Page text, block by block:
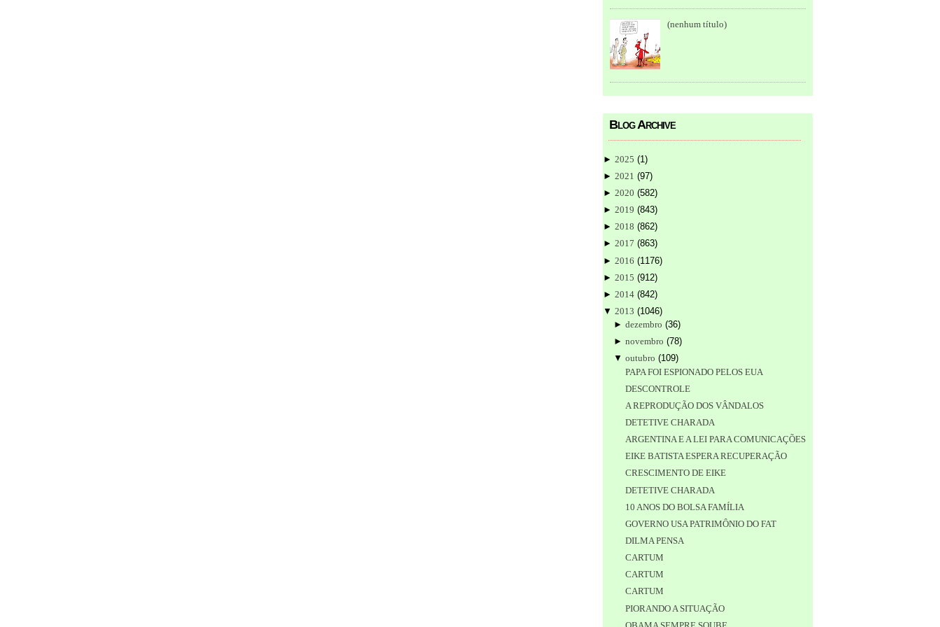
(nenhum título)
Blog Archive
► 2025 (1 )
► 2021 (97)
► 2020 (582)
► 2019 (843)
► 2018 (862)
► 2017 (863)
► 2016 (1176)
► 2015 (912)
► 2014 (842)
▼ 2013 (1046)
►dezembro (36)
►novembro (78)
▼outubro (109)
PAPA FOI ESPIONADO PELOS EUA
DESCONTROLE
A REPRODUÇÃO DOS VÂNDALOS
DETETIVE CHARADA
ARGENTINA E A LEI PARA COMUNICAÇÕES
EIKE BATISTA ESPERA RECUPERAÇÃO
CRESCIMENTO DE EIKE
DETETIVE CHARADA
10 ANOS DO BOLSA FAMÍLIA
GOVERNO USA PATRIMÔNIO DO FAT
DILMA PENSA
CARTUM
CARTUM
CARTUM
PIORANDO A SITUAÇÃO